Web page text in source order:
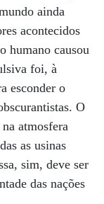
ainda
acontecidos
humano causou
foi, à
esconder o
O
atmosfera
as usinas
sim, deve ser
das nações